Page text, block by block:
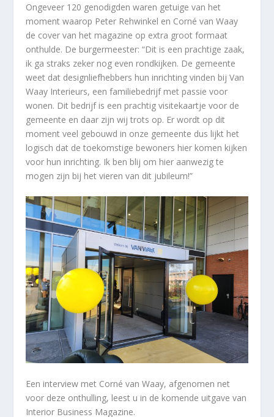
Ongeveer 120 genodigden waren getuige van het
moment waarop Peter Rehwinkel en Corné van Waay
de cover van het magazine op extra groot formaat
onthulde. De burgermeester: “Dit is een prachtige zaak,
ik ga straks zeker nog even rondkijken. De gemeente
weet dat designliefhebbers hun inrichting vinden bij Van
Waay Interieurs, een familiebedrijf met passie voor
wonen. Dit bedrijf is een prachtig visitekaartje voor de
gemeente en daar zijn wij trots op. Er wordt op dit
moment veel gebouwd in onze gemeente dus lijkt het
logisch dat de toekomstige bewoners hier komen kijken
voor hun inrichting. Ik ben blij om hier aanwezig te
mogen zijn bij het vieren van dit jubileum!”
Een interview met Corné van Waay, afgenomen net
voor deze onthulling, leest u in de komende uitgave van
Interior Business Magazine.